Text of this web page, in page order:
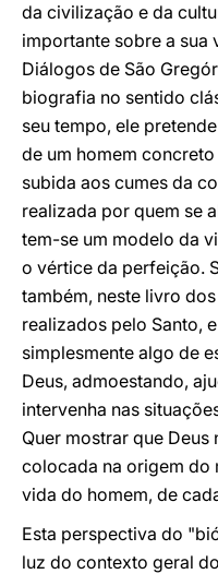
da civilização e da
importante sobre a sua
Diálogos de São
biografia no sentido
seu tempo, ele
de um homem
subida aos cumes da
realizada por quem se
tem-se um modelo da
o vértice da perfeição.
também, neste livro dos
realizados pelo Santo,
simplesmente algo de
Deus, admoestando,
intervenha nas
Quer mostrar que
colocada na origem do
vida do homem, de
Esta perspectiva do
luz do contexto geral